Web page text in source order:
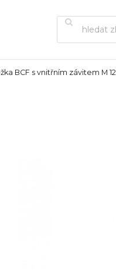
BCF s vnitřním závitem M 12